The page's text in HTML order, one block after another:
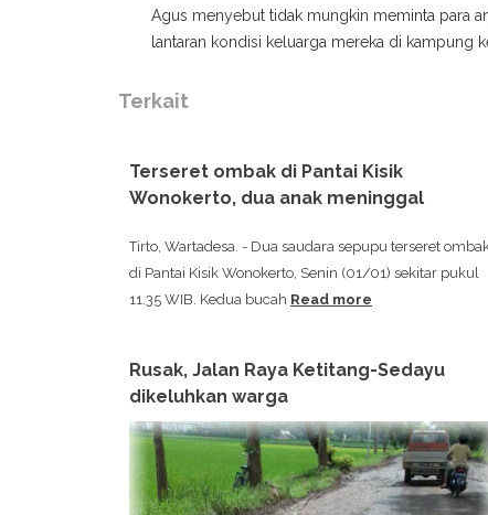
Agus menyebut tidak mungkin meminta para
lantaran kondisi keluarga mereka di kampung
Terkait
Terseret ombak di Pantai Kisik
Wonokerto, dua anak meninggal
Tirto, Wartadesa. - Dua saudara sepupu terseret
di Pantai Kisik Wonokerto, Senin (01/01) sekitar pukul
11.35 WIB. Kedua bucah Read more
Rusak, Jalan Raya Ketitang-Sedayu
dikeluhkan warga